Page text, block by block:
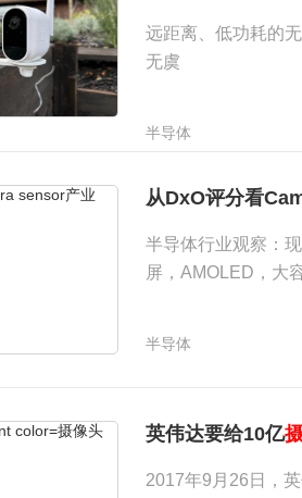
远距离、低功耗的
无虞
半导体
从DxO评分看
半导体行业观察：
屏，AMOLED，大
半导体
摄像头
英伟达要给10亿
2017年9月26日，